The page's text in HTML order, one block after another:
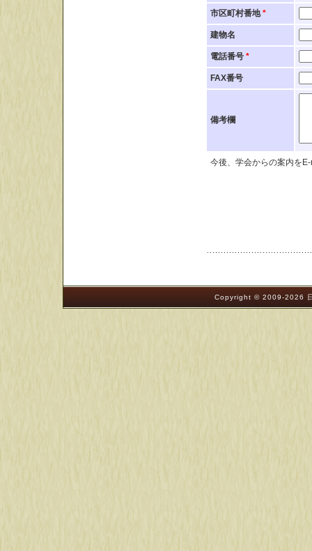
市区町村番地*
建物名
電話番号 *
FAX番号
備考欄
今後、学会からの案内を
Copyright © 2009-2026